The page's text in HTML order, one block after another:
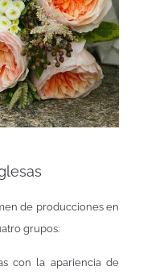
de producciones en
grupos:
con la apariencia de